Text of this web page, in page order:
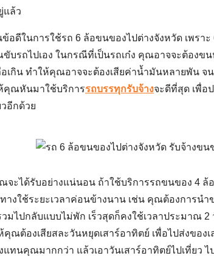
แล้ว
อดีในการใช้รถ 6 ล้อขนของไปต่างจังหวัด เพรา
บรถไปเอง ในกรณีที่เป็นรถเก๋ง คุณอาจจะต้องข
เกิน ทำให้คุณอาจจะต้องเสียค่าน้ำมันหลายพัน จ
คุณหันมาใช้บริการรถบรรทุกรับจ้างจะดีที่สุด เพื่อ
อีกด้วย
จะได้รับอย่างแน่นอน ถ้าใช้บริการรถขนของ 4 ล้
างใช้ระยะเวลาค่อนข้างนาน เช่น คุณต้องการนำ
มไปกลับแบบไม่พัก เร็วสุดก็คงใช้เวลาประมาณ 2
ณต้องเสียสละวันหยุดเสาร์อาทิตย์ เพื่อไปส่งของ
ทนคุณมากกว่า แล้วเอาวันเสาร์อาทิตย์ไปเที่ยว